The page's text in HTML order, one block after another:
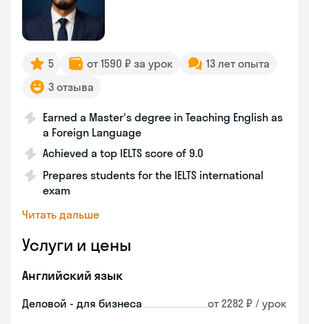
5 от 1590 ₽ за урок
13 лет опыта
3 отзыва
Earned a Master's degree in Teaching English as
a Foreign Language
Achieved a top IELTS score of 9.0
Prepares students for the IELTS international
exam
Читать дальше
Услуги и цены
Английский язык
Деловой - для бизнеса от 2282 ₽ / урок